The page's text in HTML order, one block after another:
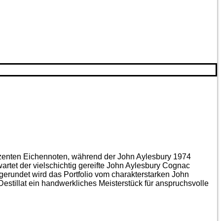
Eichen­noten, während der John Aylesbury 1974
der vielschichtig gereifte John Aylesbury Cognac
wird das Portfolio vom charakterstarken John
ein handwerkliches Meister­stück für anspruchsvolle